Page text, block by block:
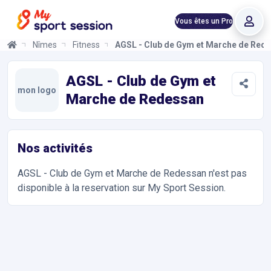
Vous êtes un Pro
Nîmes Fitness AGSL - Club de Gym et Marche de
mon logo
AGSL - Club de Gym et
Marche de Redessan
Nos activités
AGSL - Club de Gym et Marche de Redessan n'est pas
disponible à la reservation sur My Sport Session.